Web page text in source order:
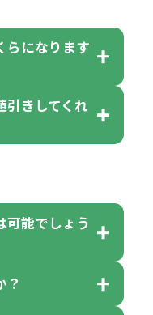
印刷をされる
て参ります。
数個単位で前
きましては商
が選べるよう
個注文した場
単位でしたら
ピンクを100
エローを110
ご確認・ご検
っております
品（破損、故
の内容が異な
せていただき
らになります
金の計算方法
+名入れ費用
版代
引きしてくれ
見積もりさせ
個別でお問い
可能でしょう
り各種帳票の
？